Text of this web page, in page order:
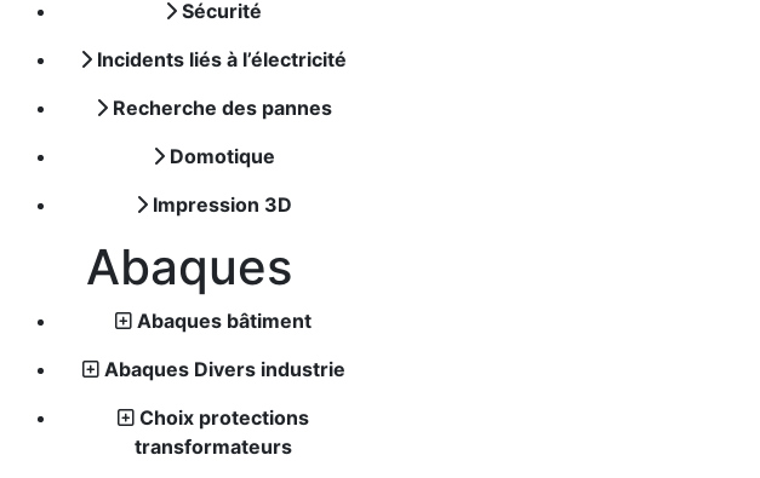
Sécurité
Incidents liés à l’électricité
Recherche des pannes
Domotique
Impression 3D
Abaques
Abaques bâtiment
Abaques Divers industrie
Choix protections
transformateurs